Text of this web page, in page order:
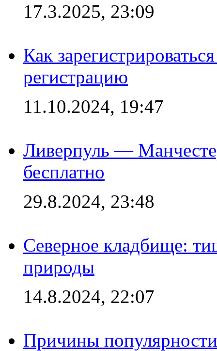
17.3.2025, 23:09
Как
регистрацию
11.10.2024, 19:47
Ливерпуль —
бесплатно
29.8.2024, 23:48
Северное кладбище:
природы
14.8.2024, 22:07
Причины